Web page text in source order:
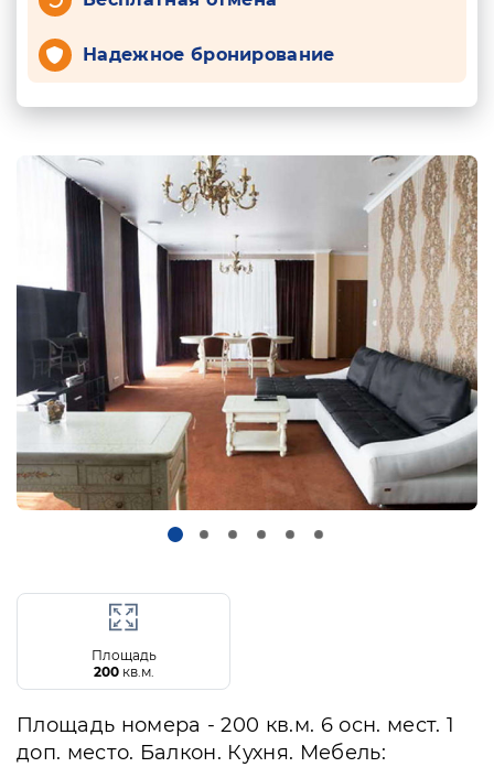
Надежное бронирование
Площадь
200кв.м.
Площадь номера - 200 кв.м. 6 осн. мест. 1
доп. место. Балкон. Кухня. Мебель: